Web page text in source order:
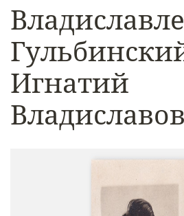
Игнатий